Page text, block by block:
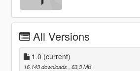
All Versions
1.0 (current)
16.143 downloads , 63,3 MB